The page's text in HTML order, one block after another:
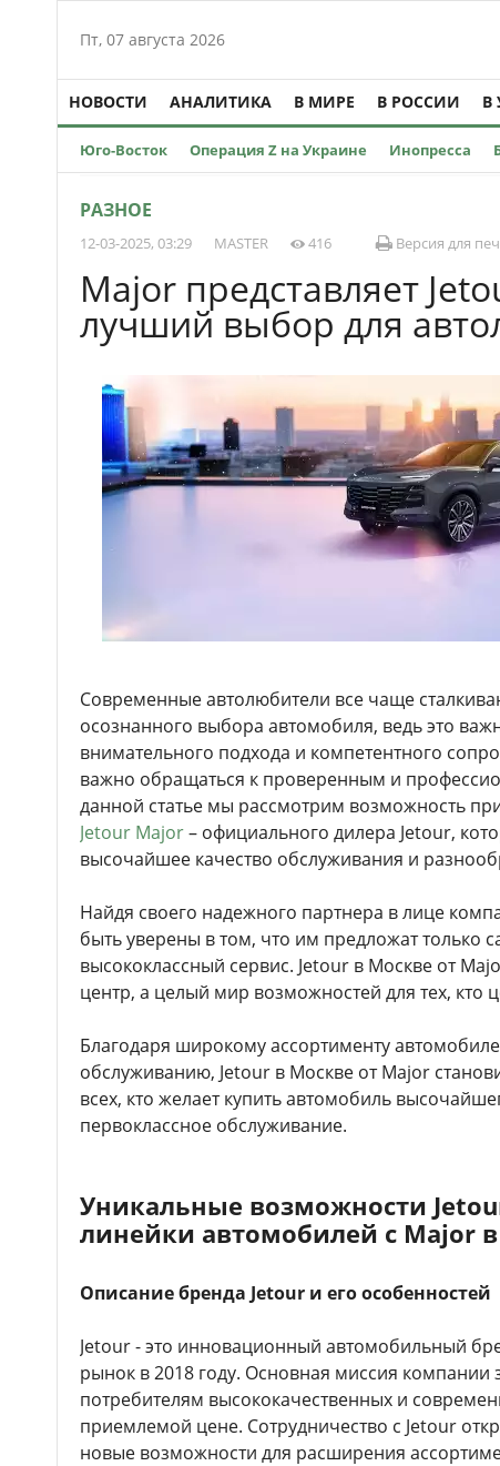
Пт, 07 августа 2026
НОВОСТИ АНАЛИТИКА В МИРЕ В РОССИИ В
Юго-Восток Операция Z на Украине Инопресса
РАЗНОЕ
12-03-2025, 03:29 MASTER 416 Версия для
Major представляет
лучший выбор для
Современные автолюбители все чаще
осознанного выбора автомобиля, ведь это
внимательного подхода и компетентного
важно обращаться к проверенным и
данной статье мы рассмотрим возможность
Jetour Major– официального дилера Jetour,
высочайшее качество обслуживания и
Найдя своего надежного партнера в лице
быть уверены в том, что им предложат только
высококлассный сервис. Jetour в Москве от
центр, а целый мир возможностей для тех, кто
Благодаря широкому ассортименту
обслуживанию, Jetour в Москве от Major
всех, кто желает купить автомобиль
первоклассное обслуживание.
Уникальные возможности
линейки автомобилей с Major
Описание бренда Jetour и его особенностей
Jetour - это инновационный автомобильный
рынок в 2018 году. Основная миссия компании
потребителям высококачественных и
приемлемой цене. Сотрудничество с Jetour
новые возможности для расширения